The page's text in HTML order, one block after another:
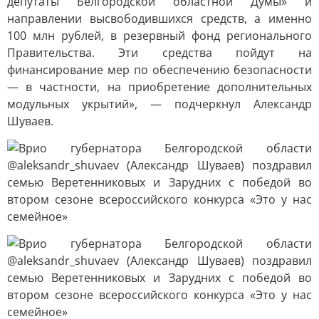
направлении высвободившихся средств, а именно
100 млн рублей, в резервный фонд регионального
Правительства. Эти средства пойдут на
финансирование мер по обеспечению безопасности
— в частности, на приобретение дополнительных
модульных укрытий», — подчеркнул Александр
Шуваев.